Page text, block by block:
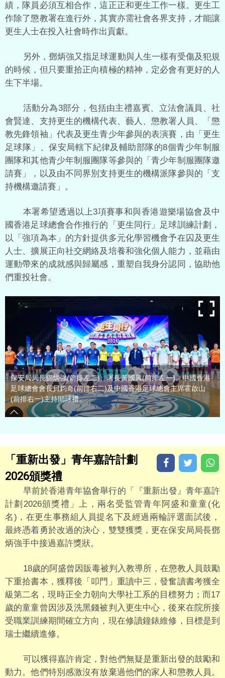
績，隊員必須互相合作，這正正和更生工作一樣。更生工
作除了懲教署在進行外，其實亦需社會各界支持，才能讓
更生人士在投入社會時作出貢獻。
另外，鄧炳強又指足球運動與人生一樣有受傷及犯規
的時候，但只要重拾正向積極的精神，定必會有更好的人
生下半場。
活動分為3部分，包括由主禮嘉賓、立法會議員、社
會賢達、支持更生的機構代表、藝人、懲教署人員、「懲
教先鋒領袖」代表及更生青少年參與的表演賽，由「更生
足球隊」、保安局轄下紀律及輔助部隊的8個青少年制服
團隊和其他青少年制服團隊等參與的「青少年制服團隊邀
請賽」，以及由不同界別支持更生的機構派隊參與的「支
持機構邀請賽」。
本署希望透過以上3項賽事和與香港遊樂場協會及中
國香港足球總會合作推行的「更生同行」足球訓練計劃，
以「強項為本」的方針提供多元化學習機會予在囚及更生
人士、擴展正向社交網絡及培養和強化個人能力，並藉由
運動帶來的成就感與歸屬感，重塑自我身分認同，協助他
們重投社會。
保安局局長鄧炳強(前排左二)、署長黃國興(前排左一)、中國香港
足球總會會長貝鈞奇(前排右二)及中國香港足球總會主席霍啟山
(前排右一)主持開球禮。
「重新出發」青年嘉許計劃
2026頒獎禮
早前於香港青年協會舉行的「『重新出發』青年嘉許
計劃2026頒獎禮」上，兩名受監管青年阿盛和童童(化
名)，在更生事務組人員提名下及經過兩輪評選面試後，
最終憑着勇於改過的決心，雙雙獲獎，更在保安局局長鄧
炳強手中接過嘉許獎狀。
18歲的阿盛曾因販毒被判入教導所，在懲教人員鼓勵
下重拾書本，獲釋後「叩門」重讀中三，發奮讀書考獲全
級第二名，現時正全力朝向大學社工系的目標努力；而17
歲的童童曾因涉及洗黑錢被判入更生中心，後來在院所接
受職業訓練期間確立方向，現在修讀鐘錶維修，目標是到
瑞士繼續進修。
可以獲得嘉許肯定，對他們無疑是重新出發的鼓勵和
動力。他們特別感激沒有放棄過他們的家人和懲教人員。